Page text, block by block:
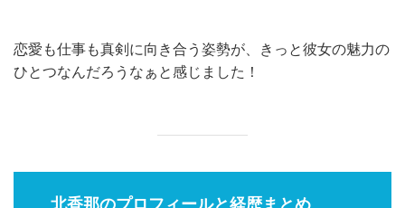
恋愛も仕事も真剣に向き合う姿勢が、きっと彼女の魅力の
ひとつなんだろうなぁと感じました！